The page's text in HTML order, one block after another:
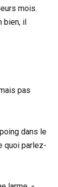
mois.
bien, il
pas
dans le
quoi parlez-